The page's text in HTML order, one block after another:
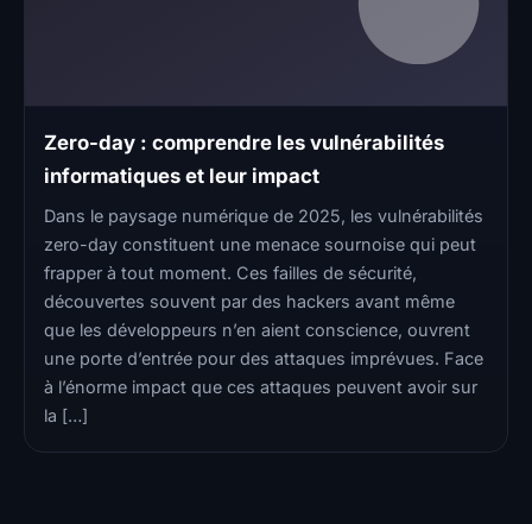
Zero-day : comprendre les vulnérabilités
informatiques et leur impact
Dans le paysage numérique de 2025, les vulnérabilités
zero-day constituent une menace sournoise qui peut
frapper à tout moment. Ces failles de sécurité,
découvertes souvent par des hackers avant même
que les développeurs n’en aient conscience, ouvrent
une porte d’entrée pour des attaques imprévues. Face
à l’énorme impact que ces attaques peuvent avoir sur
la […]